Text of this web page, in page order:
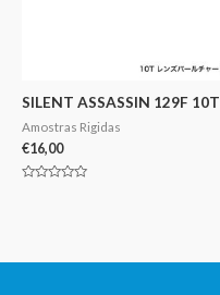
SILENT ASSASSIN 129F 10T
Amostras Rigidas
€16,00